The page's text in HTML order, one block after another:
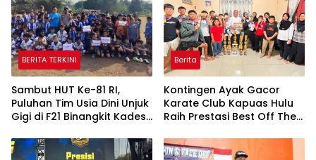
Berkarakter
BERITA TERKINI
Sambut HUT Ke-81 RI,
Puluhan Tim Usia Dini Unjuk
Gigi di F21 Binangkit Kades
Berita
Kontingen Ayak Gacor
Karate Club Kapuas Hulu
Raih Prestasi Best Off The
Pelajar se-Kapuas Raya